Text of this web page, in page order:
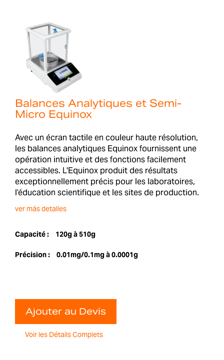
Balances Analytiques et Semi-
Micro Equinox
Avec un écran tactile en couleur haute résolution,
les balances analytiques Equinox fournissent une
opération intuitive et des fonctions facilement
accessibles. L'Equinox produit des résultats
exceptionnellement précis pour les laboratoires,
l’éducation scientifique et les sites de production.
ver más detalles
Capacité : 120g à 510g
Précision : 0.01mg/0.1mg à 0.0001g
Ajouter au Devis
Voir les Détails Complets